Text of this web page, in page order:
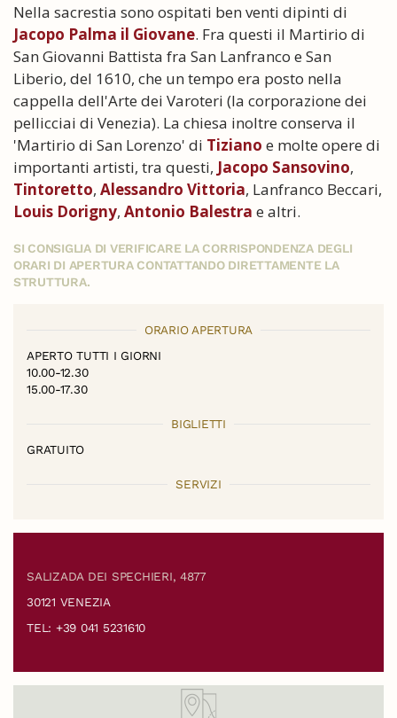
Nella sacrestia sono ospitati ben venti dipinti di
Jacopo Palma il Giovane. Fra questi il Martirio di
San Giovanni Battista fra San Lanfranco e San
Liberio, del 1610, che un tempo era posto nella
cappella dell'Arte dei Varoteri (la corporazione dei
pellicciai di Venezia). La chiesa inoltre conserva il
'Martirio di San Lorenzo' di Tiziano e molte opere di
importanti artisti, tra questi, Jacopo Sansovino,
Tintoretto, Alessandro Vittoria, Lanfranco Beccari,
Louis Dorigny, Antonio Balestra e altri.
SI CONSIGLIA DI VERIFICARE LA CORRISPONDENZA DEGLI
ORARI DI APERTURA CONTATTANDO DIRETTAMENTE LA
STRUTTURA.
ORARIO APERTURA
APERTO TUTTI I GIORNI
10.00-12.30
15.00-17.30
BIGLIETTI
GRATUITO
SERVIZI
SALIZADA DEI SPECHIERI, 4877
30121 VENEZIA
TEL: +39 041 5231610